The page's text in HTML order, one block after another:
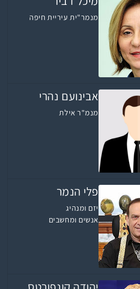
מנמר"ית עיריית חיפה
אבינועם נהרי
מנמ"ר אילת
פלי הנמר
יזם ומנהיג
אנשים ומחשבים